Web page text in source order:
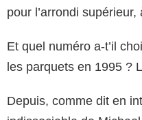
pour l’arrondi
Et quel numéro a-t’il
les parquets en 1995 ?
Depuis, comme dit en